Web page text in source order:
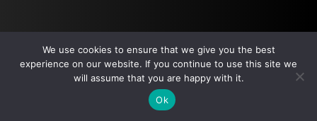
We use cookies to ensure that we give you the best
experience on our website. If you continue to use this site we
will assume that you are happy with it.
Ok